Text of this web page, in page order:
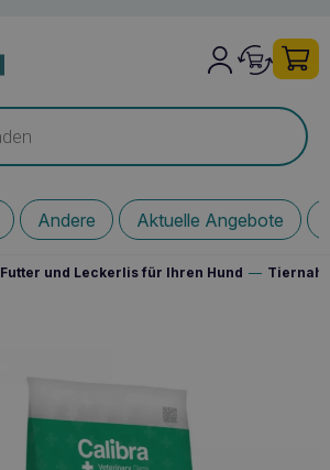
Andere Aktuelle Angebote
Futter und Leckerlis für Ihren Hund —